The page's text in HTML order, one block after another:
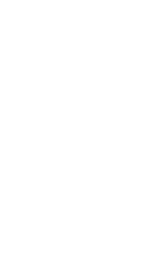
Este pasado viernes
cofradía de Ntro.
efeméride del XXV
obra de Antonio
la propia silueta de
potenciar los lazos
La obra social en el
“Virgen de la
barrio y la
Fundación Corinto